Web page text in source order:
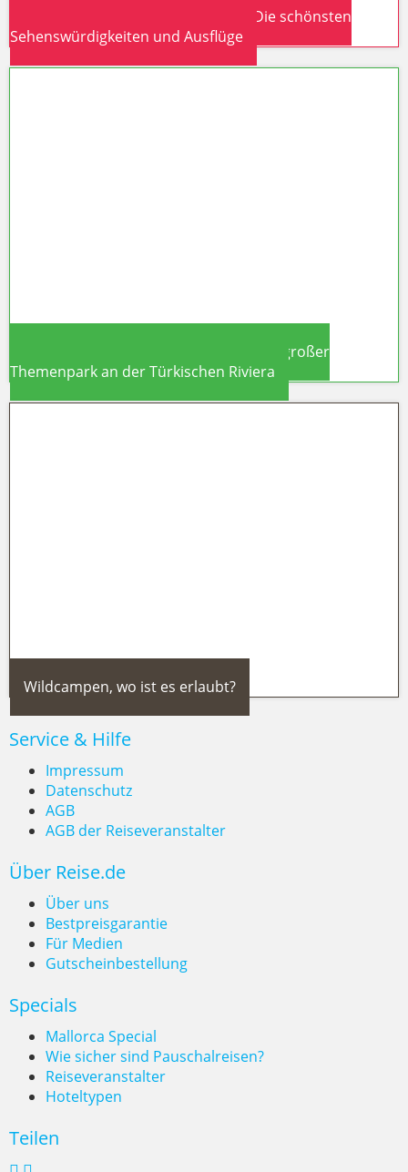
Antalya & Türkische Riviera 2026: Die schönsten
Sehenswürdigkeiten und Ausflüge
The Land of Legends in Belek: Türkeis großer
Themenpark an der Türkischen Riviera
Wildcampen, wo ist es erlaubt?
Service & Hilfe
Impressum
Datenschutz
AGB
AGB der Reiseveranstalter
Über Reise.de
Über uns
Bestpreisgarantie
Für Medien
Gutscheinbestellung
Specials
Mallorca Special
Wie sicher sind Pauschalreisen?
Reiseveranstalter
Hoteltypen
Teilen